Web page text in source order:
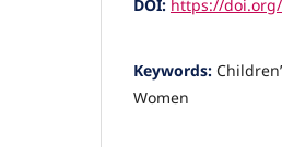
DOI: https://doi.org/
Keywords:
Women